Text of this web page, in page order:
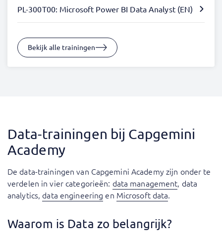
PL-300T00: Microsoft Power BI Data Analyst (EN)
Bekijk alle trainingen
Data-trainingen bij Capgemini
Academy
De data-trainingen van Capgemini Academy zijn onder te
verdelen in vier categorieën: data management, data
analytics, data engineering en Microsoft data.
Waarom is Data zo belangrijk?